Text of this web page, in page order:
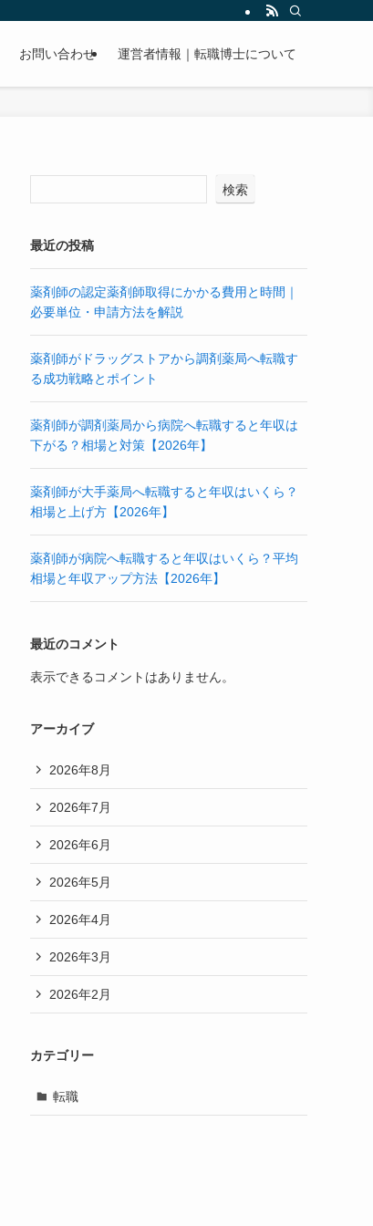
お問い合わせ 運営者情報｜転職博士について
検索
最近の投稿
薬剤師の認定薬剤師取得にかかる費用と時間｜
必要単位・申請方法を解説
薬剤師がドラッグストアから調剤薬局へ転職す
る成功戦略とポイント
薬剤師が調剤薬局から病院へ転職すると年収は
下がる？相場と対策【2026年】
薬剤師が大手薬局へ転職すると年収はいくら？
相場と上げ方【2026年】
薬剤師が病院へ転職すると年収はいくら？平均
相場と年収アップ方法【2026年】
最近のコメント
表示できるコメントはありません。
アーカイブ
2026年8月
2026年7月
2026年6月
2026年5月
2026年4月
2026年3月
2026年2月
カテゴリー
転職